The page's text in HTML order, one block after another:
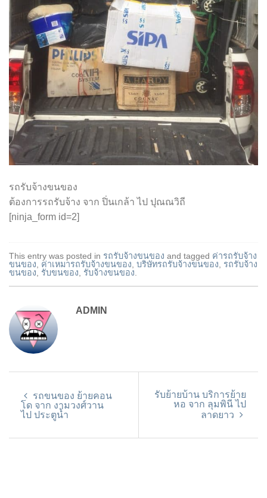
รถรับจ้างขนของ
ต้องการรถรับจ้าง จาก ปิ่นเกล้า ไป ปุณณวิถี
[ninja_form id=2]
This entry was posted in รถรับจ้างขนของ and tagged ค่ารถรับจ้าง
ขนของ, ค่าเหมารถรับจ้างขนของ, บริษัทรถรับจ้างขนของ, รถรับจ้าง
ขนของ, รับขนของ, รับจ้างขนของ.
ADMIN
รถขนของ ย้ายคอน
โด จาก งามวงศ์วาน
ไป ประตูน้ำ
รับย้ายบ้าน บริการย้าย
หอ จาก ลุมพินี ไป
ลาดยาว